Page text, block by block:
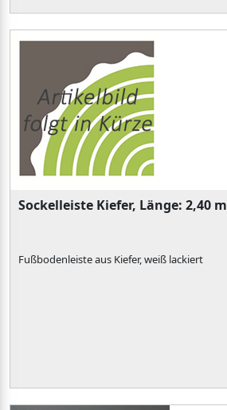
Sockelleiste Kiefer, Länge: 2,40 m
Fußbodenleiste aus Kiefer, weiß lackiert